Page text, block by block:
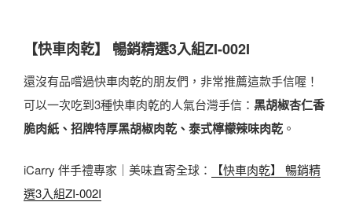
【快車肉乾】 暢銷精選3入組ZI-002I
還沒有品嚐過快車肉乾的朋友們，非常推薦這款手信喔！
可以一次吃到3種快車肉乾的人氣台灣手信： 黑胡椒杏仁香
脆肉紙、招牌特厚黑胡椒肉乾、泰式檸檬辣味肉乾 。
iCarry 伴手禮專家｜美味直寄全球：
【快車肉乾】 暢銷精
選3入組ZI-002I